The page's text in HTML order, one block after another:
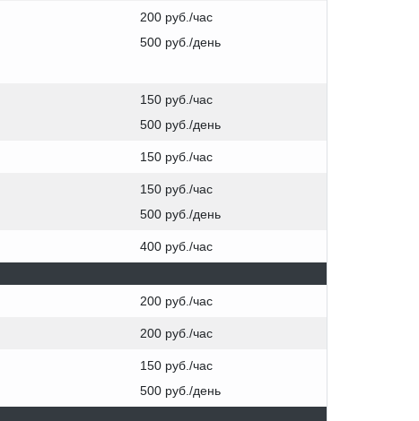
200 руб./час
500 руб./день
150 руб./час
500 руб./день
150 руб./час
150 руб./час
500 руб./день
400 руб./час
200 руб./час
200 руб./час
150 руб./час
500 руб./день